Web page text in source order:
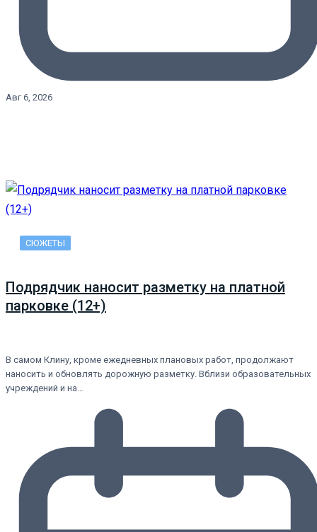
Авг 6, 2026
СЮЖЕТЫ
Подрядчик наносит разметку на платной
парковке (12+)
В самом Клину, кроме ежедневных плановых работ, продолжают
наносить и обновлять дорожную разметку. Вблизи образовательных
учреждений и на…